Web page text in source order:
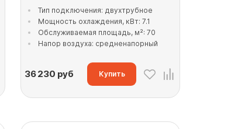
Тип подключения: двухтрубное
Мощность охлаждения, кВт: 7.1
Обслуживаемая площадь, м²: 70
Напор воздуха: средненапорный
36 230 руб Купить